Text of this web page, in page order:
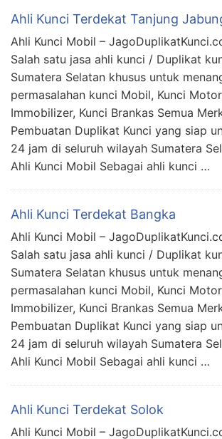
Ahli Kunci Terdekat Tanjung
Ahli Kunci Mobil –
Salah satu jasa ahli kunci / Duplikat
Sumatera Selatan khusus untuk
permasalahan kunci Mobil, Kunci
Immobilizer, Kunci Brankas Semua
Pembuatan Duplikat Kunci yang siap
24 jam di seluruh wilayah Sumatera
Ahli Kunci Mobil Sebagai ahli kunci …
Ahli Kunci Terdekat Bangka
Ahli Kunci Mobil –
Salah satu jasa ahli kunci / Duplikat
Sumatera Selatan khusus untuk
permasalahan kunci Mobil, Kunci
Immobilizer, Kunci Brankas Semua
Pembuatan Duplikat Kunci yang siap
24 jam di seluruh wilayah Sumatera
Ahli Kunci Mobil Sebagai ahli kunci …
Ahli Kunci Terdekat Solok
Ahli Kunci Mobil –